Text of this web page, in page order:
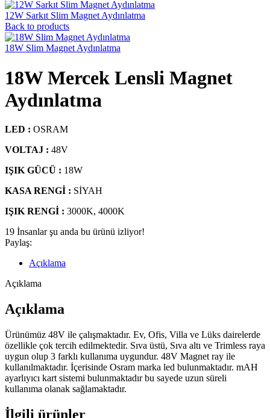
12W Sarkıt Slim Magnet Aydınlatma
Back to products
18W Slim Magnet Aydınlatma
18W Mercek Lensli Magnet
Aydınlatma
LED : OSRAM
VOLTAJ : 48V
IŞIK GÜCÜ : 18W
KASA RENGİ : SİYAH
IŞIK RENGİ : 3000K, 4000K
19 İnsanlar şu anda bu ürünü izliyor!
Paylaş:
Açıklama
Açıklama
Açıklama
Ürünümüz 48V ile çalışmaktadır. Ev, Ofis, Villa ve Lüks dairelerde
özellikle çok tercih edilmektedir. Sıva üstü, Sıva altı ve Trimless raya
uygun olup 3 farklı kullanıma uygundur. 48V Magnet ray ile
kullanılmaktadır. İçerisinde Osram marka led bulunmaktadır. mAH
ayarlıyıcı kart sistemi bulunmaktadır bu sayede uzun süreli
kullanıma olanak sağlamaktadır.
İlgili ürünler